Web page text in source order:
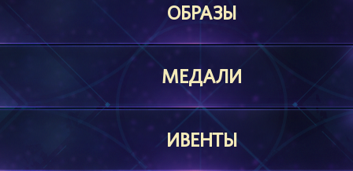
ОБРАЗЫ
МЕДАЛИ
ИВЕНТЫ